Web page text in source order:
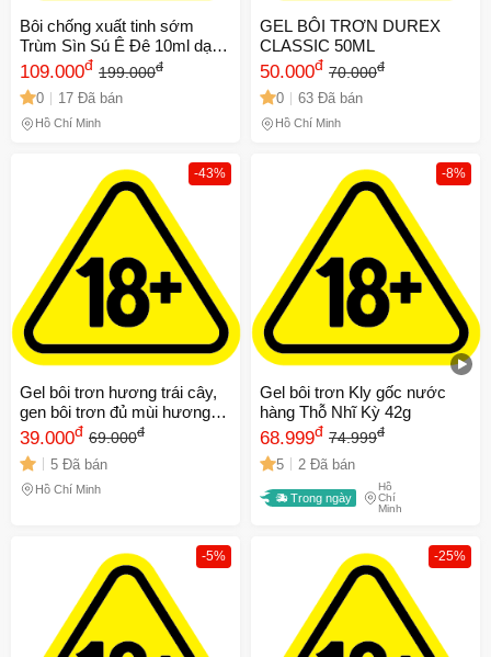
Bôi chống xuất tinh sớm
Trùm Sìn Sú Ê Đê 10ml dạng
bôi đậm đặc 10ml
109.000đ 199.000đ
0 17 Đã bán
Hồ Chí Minh
GEL BÔI TRƠN DUREX
CLASSIC 50ML
50.000đ 70.000đ
0 63 Đã bán
Hồ Chí Minh
-43%
Gel bôi trơn hương trái cây,
gen bôi trơn đủ mùi hương
200ml (che ten sp) 635976
39.000đ 69.000đ
5 Đã bán
Hồ Chí Minh
-8%
Gel bôi trơn Kly gốc nước
hàng Thỗ Nhĩ Kỳ 42g
68.999đ 74.999đ
5 2 Đã bán
Trong ngày
Hồ
Chí
Minh
-5% -25%